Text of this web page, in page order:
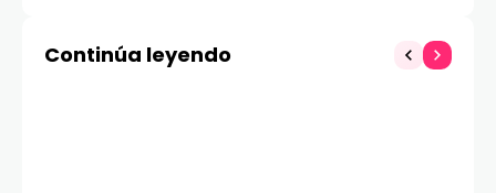
Caterpillar
Continúa leyendo